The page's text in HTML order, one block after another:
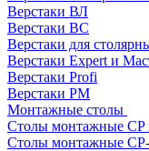
Верстаки ВЛ
Верстаки ВС
Верстаки для
Верстаки Expert и
Верстаки Profi
Верстаки РМ
Монтажные столы
Столы монтажные СP
Столы монтажные СР-